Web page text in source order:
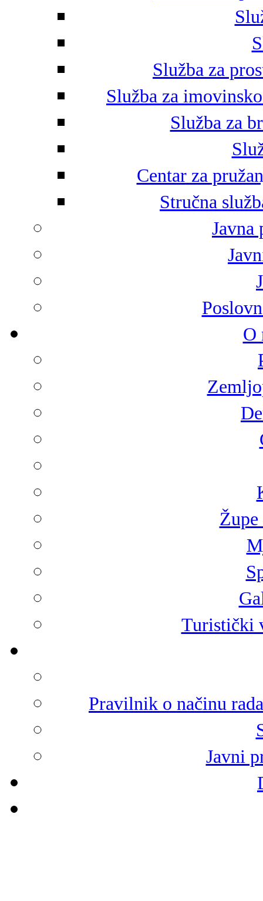
Služba za
Služba za
Služba za
Centar za
Stručna
Javna
O
Turistički
Pravilnik o načinu
Javni